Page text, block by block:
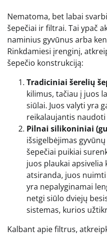
Nematoma, bet labai
šepečiai ir filtrai. Tai ypač
naminius gyvūnus arba
Rinkdamiesi įrenginį,
šepečio konstrukciją:
Tradiciniai šerelių
kilimus, tačiau į juos
siūlai. Juos valyti yra
reikalaujantis
Pilnai silikoniniai
išsigelbėjimas
šepečiai puikiai
juos plaukai apsivelia
atsiranda, juos
yra nepalyginamai
netgi siūlo dviejų
sistemas, kurios
Kalbant apie filtrus,